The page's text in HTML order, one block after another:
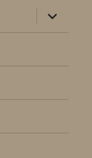
раскрыть
дочернее
меню